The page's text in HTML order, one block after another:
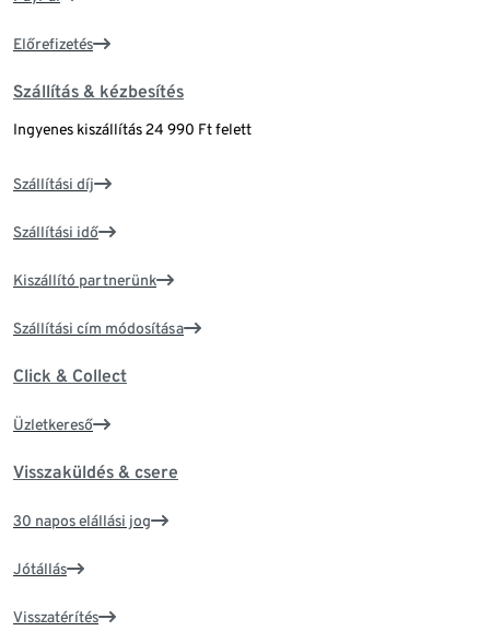
Előrefizetés
Szállítás & kézbesítés
Ingyenes kiszállítás 24 990 Ft felett
Szállítási díj
Szállítási idő
Kiszállító partnerünk
Szállítási cím módosítása
Click & Collect
Üzletkereső
Visszaküldés & csere
30 napos elállási jog
Jótállás
Visszatérítés